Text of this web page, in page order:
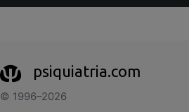
psiquiatria.com
© 1996–2026